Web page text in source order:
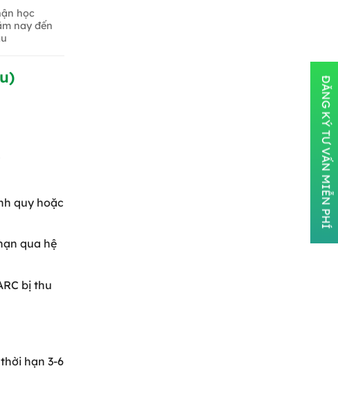
học
nay đến
quy hoặc
qua hệ
bị thu
hạn 3-6
ĐĂNG KÝ TƯ VẤN MIỄN PHÍ